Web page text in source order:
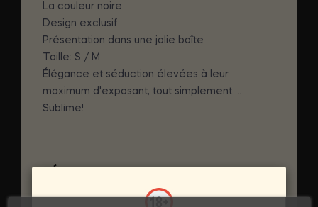
La couleur noire
Design exclusif
Présentation dans une jolie boîte
Taille: S / M
Élégance et séduction élevées à leur
maximum d'exposant, tout simplement ...
Sublime!